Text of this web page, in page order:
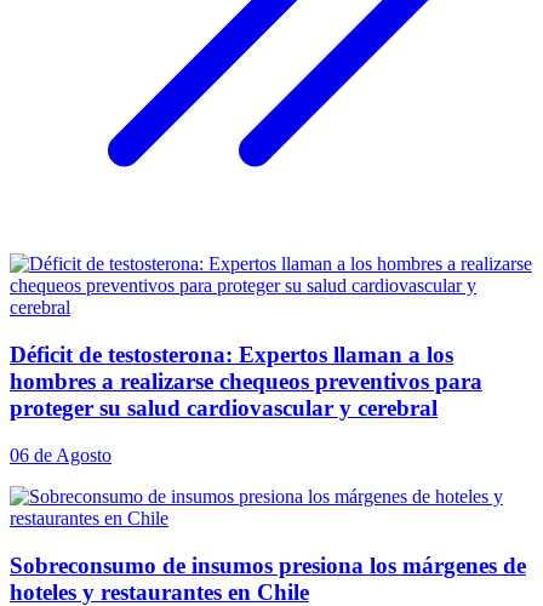
Déficit de testosterona: Expertos llaman a los
hombres a realizarse chequeos preventivos para
proteger su salud cardiovascular y cerebral
06 de Agosto
Sobreconsumo de insumos presiona los márgenes de
hoteles y restaurantes en Chile